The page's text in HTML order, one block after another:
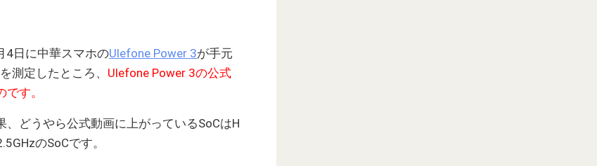
4日に中華スマホのUlefone Power 3が手元
測定したところ、 Ulefone Power 3の公式
す。
どうやら公式動画に上がっているSoCはH
のSoCです。